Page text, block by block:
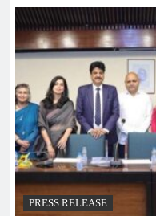
PRESS RELEASE